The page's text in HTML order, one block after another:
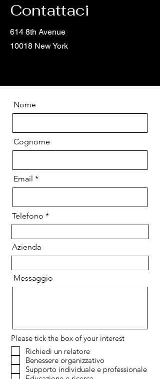
Contattaci
614 8th Avenue
10018 New York
Nome
Cognome
Email
Telefono
Azienda
Messaggio
Please tick the box of your interest
Richiedi un relatore
Benessere organizzativo
Supporto individuale e professionale